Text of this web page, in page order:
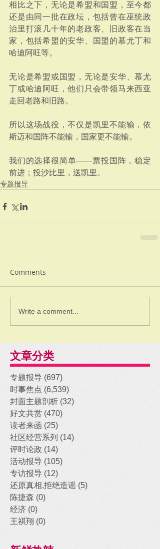
相比之下，无论是希盟和国盟，至今都
还是由同一批在政坛，包括曾在巫统政
治里打滚几十年的老政客、旧政客在当
家，包括希盟的安华、国盟的慕尤丁和
哈迪阿旺等。
无论是希盟或国盟，无论是安华、慕尤
丁或哈迪阿旺，他们只会带领马来西亚
走回老路和旧路。
所以这场战役，不仅是凯里不能输，依
斯迈和国阵不能输，国家更不能输。
我们的选择很简单——票投国阵，稳定
前进；投沙比里，送凯里。
专题报导
Comments
Write a comment...
文章分类
专题报导 (697)
时事焦点 (6,539)
封面主题剖析 (32)
好文共赏 (470)
读者来函 (25)
社区经营系列 (14)
评时论政 (14)
活动报导 (105)
专访报导 (12)
还原真相,拒绝造谣 (5)
陈捷森 (0)
经济 (0)
王祺翔 (0)